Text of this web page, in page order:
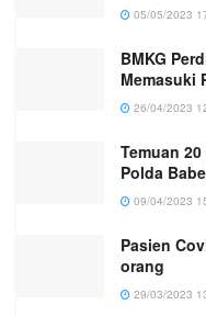
05/05/2023
BMKG
Memasuki
26/04/2023
Temuan
Polda
09/04/2023
Pasien
orang
29/03/2023